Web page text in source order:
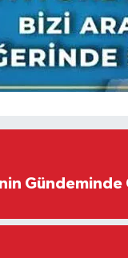
Gündeminde